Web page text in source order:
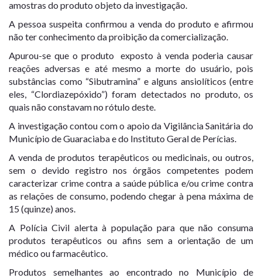
amostras do produto objeto da investigação.
A pessoa suspeita confirmou a venda do produto e afirmou
não ter conhecimento da proibição da comercialização.
Apurou-se que o produto exposto à venda poderia causar
reações adversas e até mesmo a morte do usuário, pois
substâncias como “Sibutramina” e alguns ansiolíticos (entre
eles, “Clordiazepóxido”) foram detectados no produto, os
quais não constavam no rótulo deste.
A investigação contou com o apoio da Vigilância Sanitária do
Município de Guaraciaba e do Instituto Geral de Perícias.
A venda de produtos terapêuticos ou medicinais, ou outros,
sem o devido registro nos órgãos competentes podem
caracterizar crime contra a saúde pública e/ou crime contra
as relações de consumo, podendo chegar à pena máxima de
15 (quinze) anos.
A Polícia Civil alerta à população para que não consuma
produtos terapêuticos ou afins sem a orientação de um
médico ou farmacêutico.
Produtos semelhantes ao encontrado no Município de